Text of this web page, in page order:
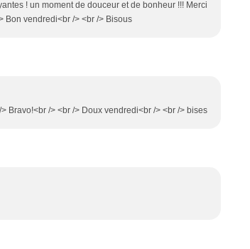
! un moment de douceur et de bonheur !!! Merci
Bon vendredi<br /> <br /> Bisous
Bravo!<br /> <br /> Doux vendredi<br /> <br /> bises